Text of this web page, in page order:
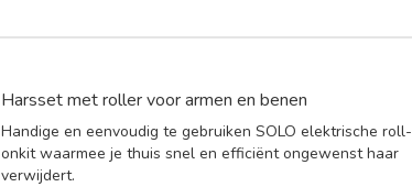
Harsset met roller voor armen en benen
Handige en eenvoudig te gebruiken SOLO elektrische roll-
onkit waarmee je thuis snel en efficiënt ongewenst haar
verwijdert.